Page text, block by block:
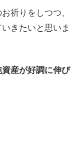
祈りをしつつ、
きたいと思いま
産が好調に伸び